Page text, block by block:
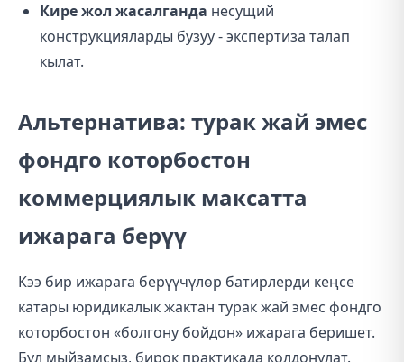
Кире жол жасалганда несущий
конструкцияларды бузуу - экспертиза талап
кылат.
Альтернатива: турак жай эмес
фондго которбостон
коммерциялык максатта
ижарага берүү
Кээ бир ижарага берүүчүлөр батирлерди кеңсе
катары юридикалык жактан турак жай эмес фондго
которбостон «болгону бойдон» ижарага беришет.
Бул мыйзамсыз, бирок практикада колдонулат.